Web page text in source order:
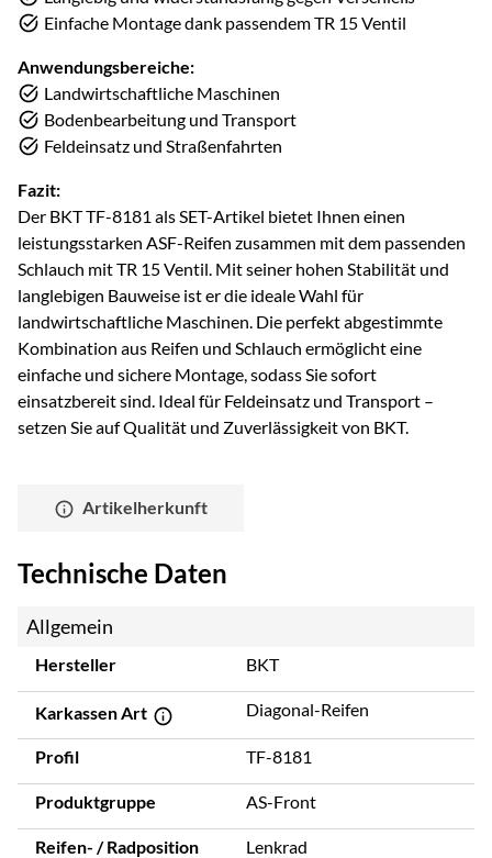
Einfache Montage dank passendem TR 15 Ventil
Anwendungsbereiche:
Landwirtschaftliche Maschinen
Bodenbearbeitung und Transport
Feldeinsatz und Straßenfahrten
Fazit:
Der BKT TF-8181 als SET-Artikel bietet Ihnen einen
leistungsstarken ASF-Reifen zusammen mit dem passenden
Schlauch mit TR 15 Ventil. Mit seiner hohen Stabilität und
langlebigen Bauweise ist er die ideale Wahl für
landwirtschaftliche Maschinen. Die perfekt abgestimmte
Kombination aus Reifen und Schlauch ermöglicht eine
einfache und sichere Montage, sodass Sie sofort
einsatzbereit sind. Ideal für Feldeinsatz und Transport –
setzen Sie auf Qualität und Zuverlässigkeit von BKT.
Artikelherkunft
Technische Daten
Allgemein
Hersteller BKT
Karkassen Art Diagonal-Reifen
Profil TF-8181
Produktgruppe AS-Front
Reifen- / Radposition Lenkrad